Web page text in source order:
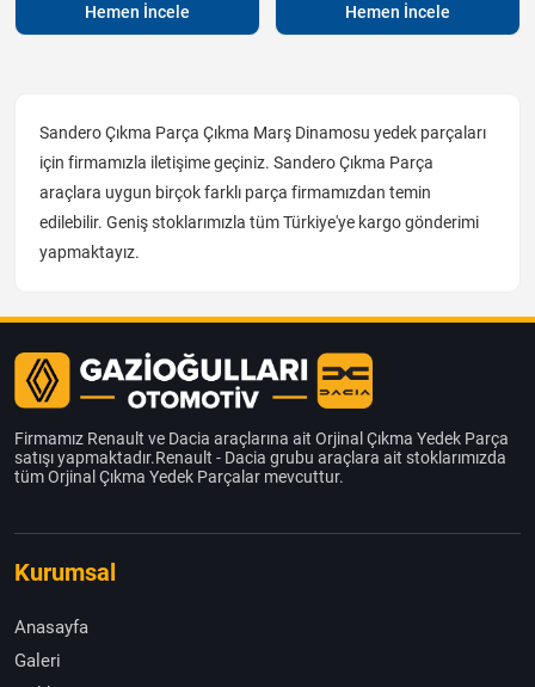
Hemen İncele Hemen İncele
Sandero Çıkma Parça Çıkma Marş Dinamosu yedek parçaları
için firmamızla iletişime geçiniz. Sandero Çıkma Parça
araçlara uygun birçok farklı parça firmamızdan temin
edilebilir. Geniş stoklarımızla tüm Türkiye'ye kargo gönderimi
yapmaktayız.
Firmamız Renault ve Dacia araçlarına ait Orjinal Çıkma Yedek Parça
satışı yapmaktadır.Renault - Dacia grubu araçlara ait stoklarımızda
tüm Orjinal Çıkma Yedek Parçalar mevcuttur.
Kurumsal
Anasayfa
Galeri